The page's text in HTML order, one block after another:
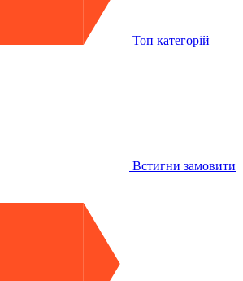
Топ категорій
Встигни замовити